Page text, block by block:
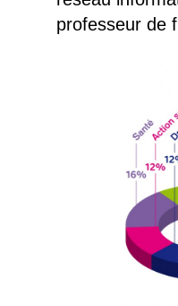
professeur de